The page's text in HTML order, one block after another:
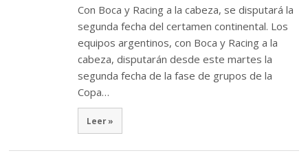
Con Boca y Racing a la cabeza, se disputará la
segunda fecha del certamen continental. Los
equipos argentinos, con Boca y Racing a la
cabeza, disputarán desde este martes la
segunda fecha de la fase de grupos de la
Copa…
Leer »